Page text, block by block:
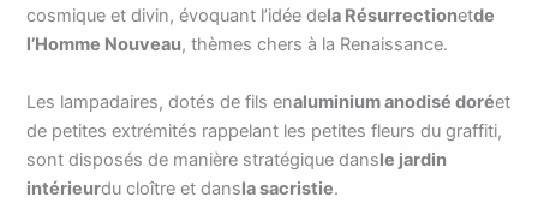
cosmique et divin, évoquant l’idée dela Résurrectionetde
l’Homme Nouveau, thèmes chers à la Renaissance.
Les lampadaires, dotés de fils enaluminium anodisé doréet
de petites extrémités rappelant les petites fleurs du graffiti,
sont disposés de manière stratégique dansle jardin
intérieurdu cloître et dansla sacristie.